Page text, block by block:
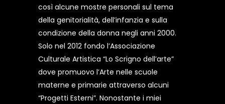
così alcune mostre personali sul tema
della genitorialità, dell’infanzia e sulla
condizione della donna negli anni 2000.
Solo nel 2012 fondo l’Associazione
Culturale Artistica “Lo Scrigno dell’arte”
dove promuovo l’Arte nelle scuole
materne e primarie attraverso alcuni
“Progetti Esterni”. Nonostante i miei